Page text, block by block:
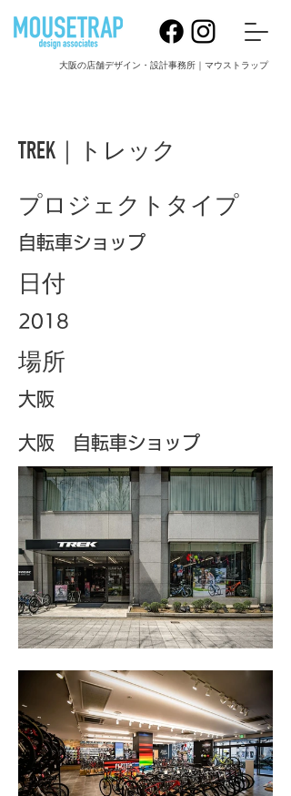
大阪の店舗デザイン・設計事務所｜マウストラップ
TREK｜トレック
プロジェクトタイプ
自転車ショップ
日付
2018
場所
大阪
大阪 自転車ショップ